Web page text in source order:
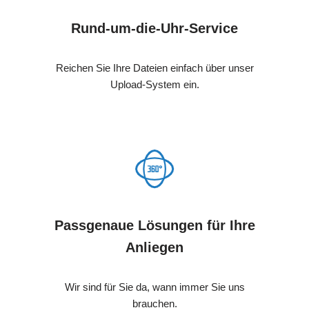
Rund-um-die-Uhr-Service
Reichen Sie Ihre Dateien einfach über unser
Upload-System ein.
Passgenaue Lösungen für Ihre
Anliegen
Wir sind für Sie da, wann immer Sie uns
brauchen.